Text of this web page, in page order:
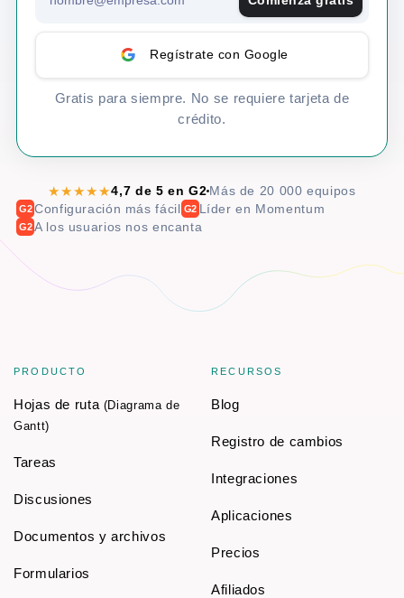
Regístrate con Google
Gratis para siempre. No se requiere tarjeta de
crédito.
★★★★★4,7 de 5 en G2 Más de 20 000 equipos
G2 Configuración más fácil G2 Líder en Momentum
G2 A los usuarios nos encanta
PRODUCTO
Hojas de ruta (Diagrama de
Gantt)
Tareas
Discusiones
Documentos y archivos
Formularios
RECURSOS
Blog
Registro de cambios
Integraciones
Aplicaciones
Precios
Afiliados